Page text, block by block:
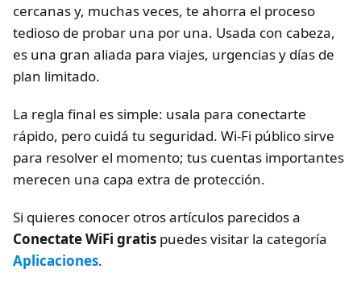
cercanas y, muchas veces, te ahorra el proceso
tedioso de probar una por una. Usada con cabeza,
es una gran aliada para viajes, urgencias y días de
plan limitado.
La regla final es simple: usala para conectarte
rápido, pero cuidá tu seguridad. Wi-Fi público sirve
para resolver el momento; tus cuentas importantes
merecen una capa extra de protección.
Si quieres conocer otros artículos parecidos a
Conectate WiFi gratis puedes visitar la categoría
Aplicaciones.